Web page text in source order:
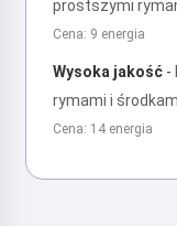
prostszymi
Cena: 9 energia
Wysoka jakość -
rymami i
Cena: 14 energia